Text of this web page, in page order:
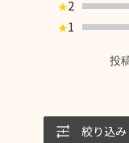
★2
★1
投
絞り込み